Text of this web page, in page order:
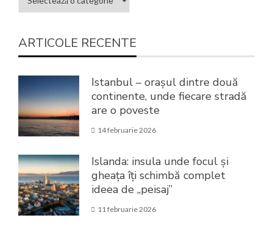
ARTICOLE RECENTE
Istanbul – orașul dintre două
continente, unde fiecare stradă
are o poveste
14 februarie 2026
Islanda: insula unde focul și
gheața îți schimbă complet
ideea de „peisaj”
11 februarie 2026